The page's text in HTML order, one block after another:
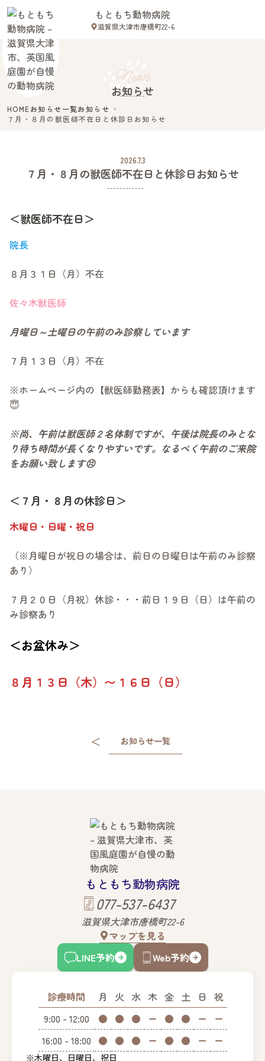
もともち動物病院
滋賀県大津市唐橋町22-6
ホーム
診療案内
アクセス
News
お知らせ
HOMEお知らせ一覧お知らせ
７月・８月の獣医師不在日と休診日お知らせ
2026.7.3
７月・８月の獣医師不在日と休診日お知らせ
＜獣医師不在日＞
院長
８月３１日（月）不在
佐々木獣医師
月曜日～土曜日の午前のみ診察しています
７月１３日（月）不在
※ホームページ内の【獣医師勤務表】からも確認頂けます
😇
※尚、午前は獣医師２名体制ですが、午後は院長のみとな
り待ち時間が長くなりやすいです。なるべく午前のご来院
をお願い致します😣
＜７月・８月の休診日＞
木曜日・日曜・祝日
（※月曜日が祝日の場合は、前日の日曜日は午前のみ診察
あり）
７月２０日（月祝）休診・・・前日１９日（日）は午前の
み診察あり
＜お盆休み＞
８月１３日（木）〜１６日（日）
＜ お知らせ一覧
もともち動物病院
077-537-6437
滋賀県大津市唐橋町22-6
マップを見る
LINE予約
Web予約
診療時間 月 火 水 木 金 土 日
祝
9:00 - 12:00
● ● ● ー ● ● ー
ー
16:00 - 18:00 ● ● ● ー ● ● ー ー
※木曜日、日曜日、祝日